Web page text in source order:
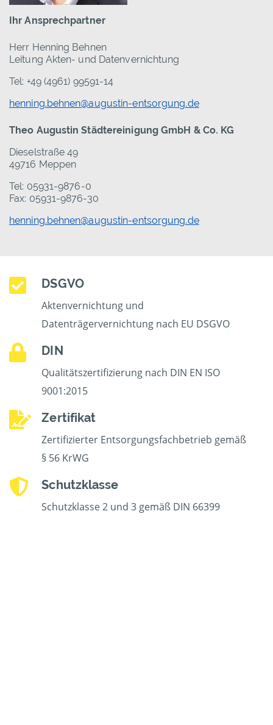
Ihr Ansprechpartner
Herr Henning Behnen
Leitung Akten- und Datenvernichtung
Tel: +49 (4961) 99591-14
henning.behnen@augustin-entsorgung.de
Theo Augustin Städtereinigung GmbH & Co. KG
Dieselstraße 49
49716 Meppen
Tel: 05931-9876-0
Fax: 05931-9876-30
henning.behnen@augustin-entsorgung.de
DSGVO
Aktenvernichtung und
Datenträgervernichtung nach EU DSGVO
DIN
Qualitätszertifizierung nach DIN EN ISO
9001:2015
Zertifikat
Zertifizierter Entsorgungsfachbetrieb gemäß
§ 56 KrWG
Schutzklasse
Schutzklasse 2 und 3 gemäß DIN 66399